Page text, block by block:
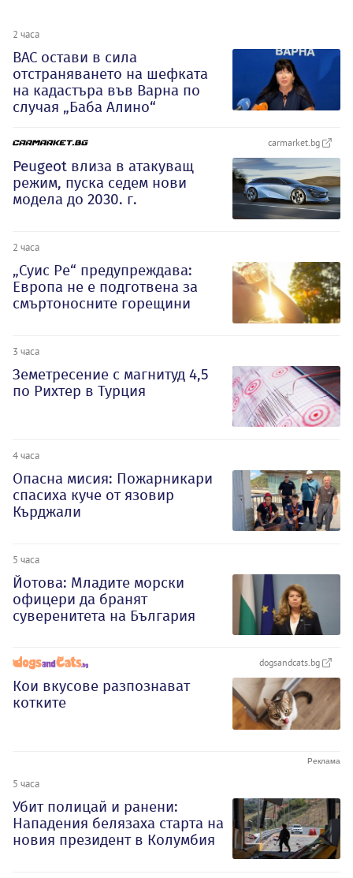
2 часа
ВАС остави в сила
отстраняването на шефката
на кадастъра във Варна по
случая „Баба Алино“
carmarket.bg
Peugeot влиза в атакуващ
режим, пуска седем нови
модела до 2030. г.
2 часа
„Суис Ре“ предупреждава:
Европа не е подготвена за
смъртоносните горещини
3 часа
Земетресение с магнитуд 4,5
по Рихтер в Турция
4 часа
Опасна мисия: Пожарникари
спасиха куче от язовир
Кърджали
5 часа
Йотова: Младите морски
офицери да бранят
суверенитета на България
dogsandcats.bg
Кои вкусове разпознават
котките
5 часа
Убит полицай и ранени:
Нападения белязаха старта на
новия президент в Колумбия